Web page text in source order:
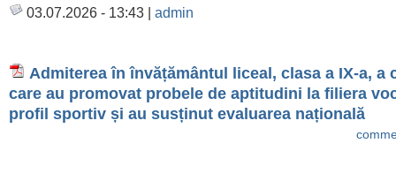
03.07.2026 - 13:43 | admin
Admiterea în învățământul liceal, clasa a IX-a, a
care au promovat probele de aptitudini la filiera
profil sportiv și au susținut evaluarea națională